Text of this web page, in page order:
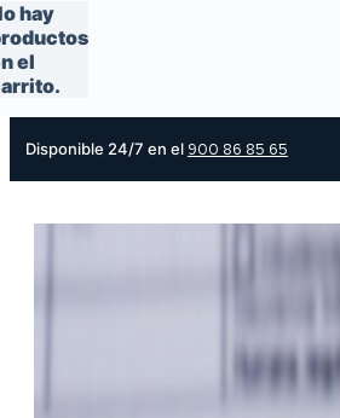
hay
el
Disponible 24/7 en el 900 86 85 65